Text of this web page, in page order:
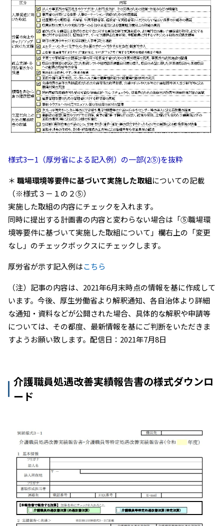
様式3ー1（厚労省による記入例）の一部(2⑤)を抜粋
＊ 職場環境等要件に基づいて実施した取組についての記載
（※様式３－１の２⑤）
実施した取組の内容にチェックを入れます。
同時に提出する計画書の内容と変わらない場合は「⑤職場環
境等要件に基づいて実施した取組について」欄右上の「変更
なし」のチェックボックスにチェックします。
厚労省が示す記入例はこちら
（注）記事の内容は、2021年6月末時点の情報を基に作成して
います。今後、厚生労働省より解釈通知、各自治体より詳細
な通知・資料などが公開された場合、具体的な解釈や申請等
については、その都度、最新情報を基にご判断をいただきま
すようお願い致します。配信日：2021年7月8日
介護職員処遇改善実績報告書の様式ダウンロ
ード